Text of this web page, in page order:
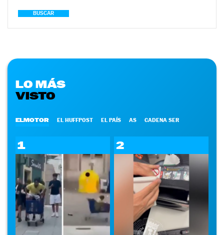
BUSCAR
LO MÁS
VISTO
ELMOTOR EL HUFFPOST EL PAÍS AS CADENA SER
1 2